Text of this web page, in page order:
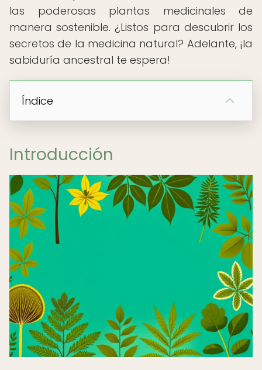
las poderosas plantas medicinales de
manera sostenible. ¿Listos para descubrir los
secretos de la medicina natural? Adelante, ¡la
sabiduría ancestral te espera!
Índice
Introducción